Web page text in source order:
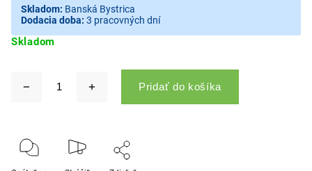
Skladom
Skladom: Banská Bystrica
Dodacia doba: 3 pracovných dní
Pridať do košíka